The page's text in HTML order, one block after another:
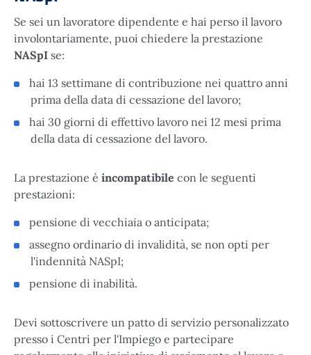
Se sei un lavoratore dipendente e hai perso il lavoro
involontariamente, puoi chiedere la prestazione
NASpI se:
hai 13 settimane di contribuzione nei quattro anni
prima della data di cessazione del lavoro;
hai 30 giorni di effettivo lavoro nei 12 mesi prima
della data di cessazione del lavoro.
La prestazione è incompatibile con le seguenti
prestazioni:
pensione di vecchiaia o anticipata;
assegno ordinario di invalidità, se non opti per
l'indennità NASpI;
pensione di inabilità.
Devi sottoscrivere un patto di servizio personalizzato
presso i Centri per l'Impiego e partecipare